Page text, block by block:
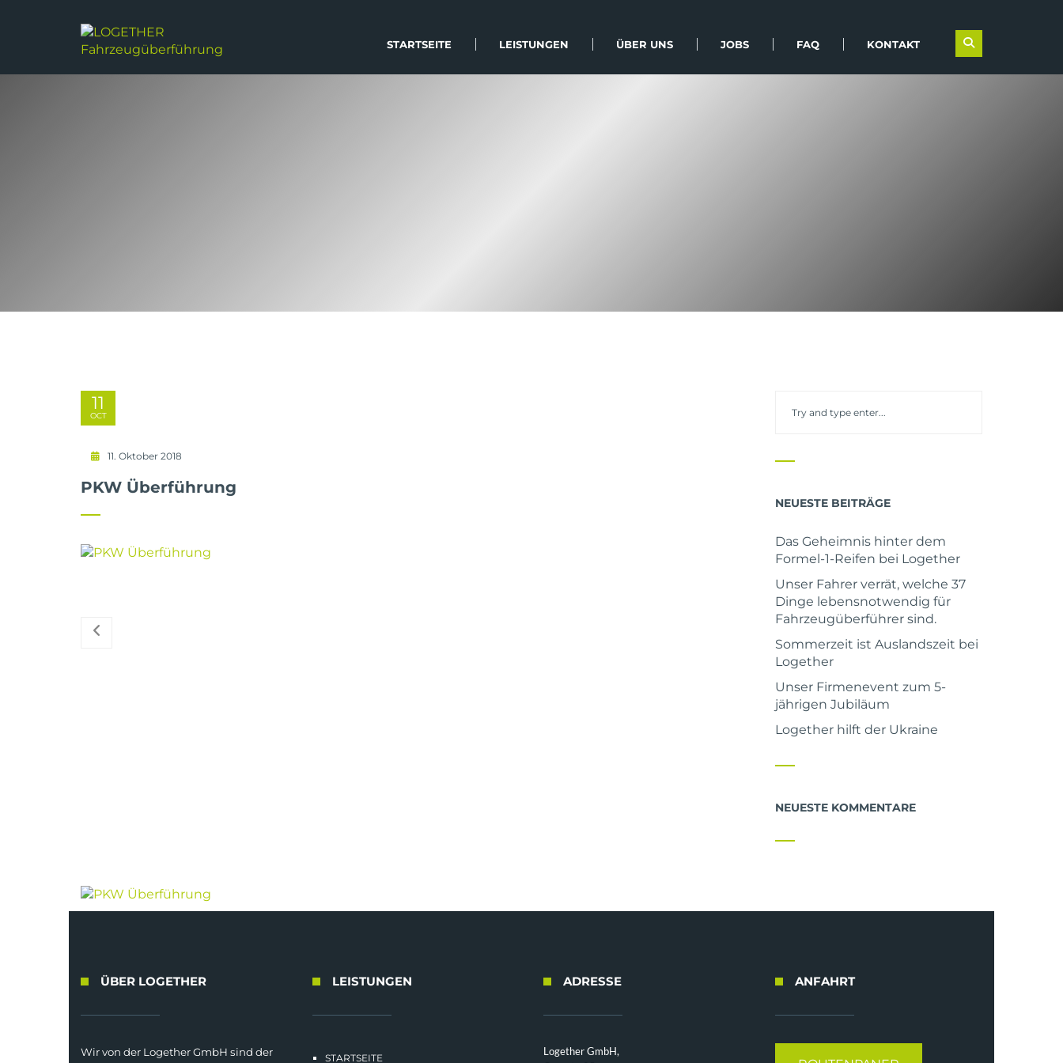
STARTSEITE LEISTUNGEN ÜBER UNS JOBS FAQ KONTAKT
11
OCT
11. Oktober 2018
PKW Überführung
NEUESTE BEITRÄGE
Das Geheimnis hinter dem
Formel-1-Reifen bei Logether
Unser Fahrer verrät, welche 37
Dinge lebensnotwendig für
Fahrzeugüberführer sind.
Sommerzeit ist Auslandszeit bei
Logether
Unser Firmenevent zum 5-
jährigen Jubiläum
Logether hilft der Ukraine
NEUESTE KOMMENTARE
ÜBER LOGETHER
Wir von der Logether GmbH sind der
LEISTUNGEN
STARTSEITE
ADRESSE
Logether GmbH,
ANFAHRT